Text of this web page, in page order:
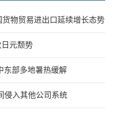
物贸易进出口延续增长态势
元颓势
东部多地暑热缓解
侵入其他公司系统